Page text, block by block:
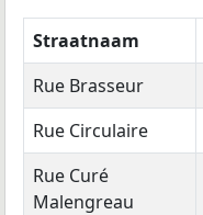
Straatnaam
Rue Brasseur
Rue Circulaire
Rue Curé
Malengreau